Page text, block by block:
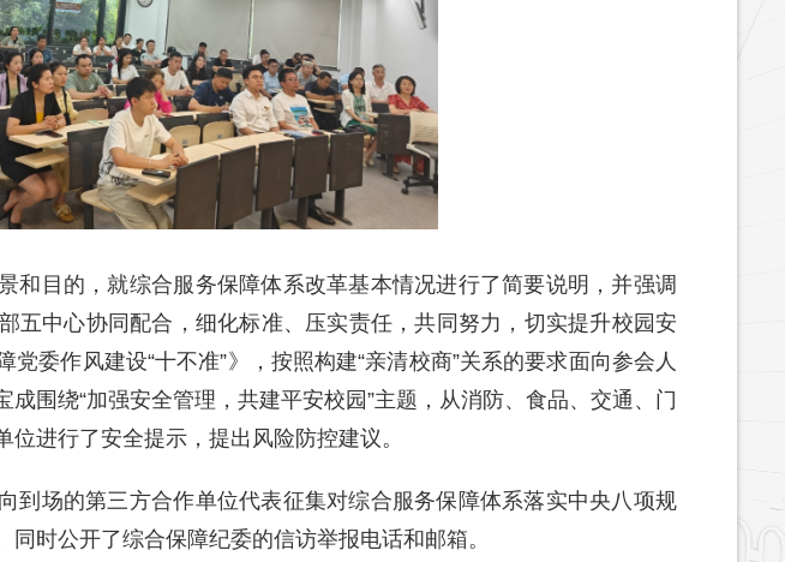
和目的，就综合服务保障体系改革基本情况进行了简要说明，并强调
五中心协同配合，细化标准、压实责任，共同努力，切实提升校园安
委作风建设“十不准”》，按照构建“亲清校商”关系的要求面向参会人
围绕“加强安全管理，共建平安校园”主题，从消防、食品、交通、门
进行了安全提示，提出风险防控建议。
到场的第三方合作单位代表征集对综合服务保障体系落实中央八项规
时公开了综合保障纪委的信访举报电话和邮箱。